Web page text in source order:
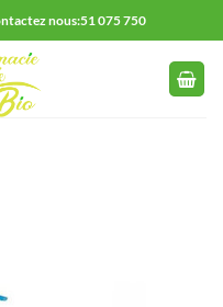
nous:51 075 750